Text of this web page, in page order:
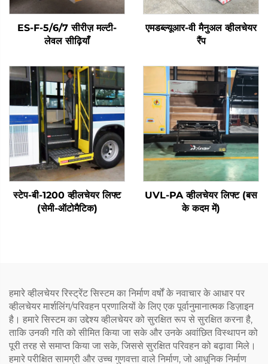
ES-F-5/6/7 सीरीज़ मल्टी-
लेवल सीढ़ियाँ
एमडब्ल्यूआर-वी मैनुअल व्हीलचेयर
रैंप
स्टेप-बी-1200 व्हीलचेयर लिफ्ट
(सेमी-ऑटोमैटिक)
UVL-PA व्हीलचेयर लिफ्ट (बस
के कदम में)
हमारे व्हीलचेयर रिस्ट्रेंट सिस्टम का निर्माण वर्षों के नवाचार के आधार पर
व्हीलचेयर मार्शलिंग/परिवहन प्रणालियों के लिए एक पूर्वानुमानात्मक डिज़ाइन
है। हमारे सिस्टम का उद्देश्य व्हीलचेयर को सुरक्षित रूप से सुरक्षित करना है,
ताकि उनकी गति को सीमित किया जा सके और उनके अवांछित विस्थापन को
पूरी तरह से समाप्त किया जा सके, जिससे सुरक्षित परिवहन को बढ़ावा मिले।
हमारे परीक्षित सामग्री और उच्च गुणवत्ता वाले निर्माण, जो आधुनिक निर्माण